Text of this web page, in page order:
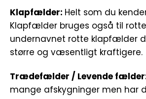
Klapfælder: Helt som du
Klapfælder bruges også til
undernavnet rotte klapfælder
større og væsentligt kraftigere.
Trædefælder / Levende
mange afskygninger men har